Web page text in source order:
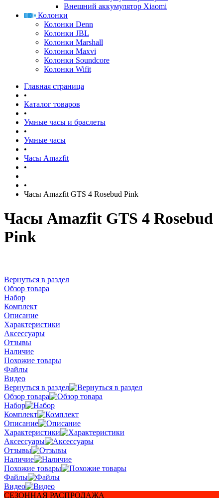
Внешний аккумулятор Xiaomi
Колонки
Колонки Denn
Колонки JBL
Колонки Marshall
Колонки Maxvi
Колонки Soundcore
Колонки Wifit
Главная страница
•
Каталог товаров
•
Умные часы и браслеты
•
Умные часы
•
Часы Amazfit
•
•
Часы Amazfit GTS 4 Rosebud Pink
Часы Amazfit GTS 4 Rosebud
Pink
Вернуться в раздел
Обзор товара
Набор
Комплект
Описание
Характеристики
Аксессуары
Отзывы
Наличие
Похожие товары
Файлы
Видео
Вернуться в раздел
Обзор товара
Набор
Комплект
Описание
Характеристики
Аксессуары
Отзывы
Наличие
Похожие товары
Файлы
Видео
СЕЗОННАЯ РАСПРОДАЖА